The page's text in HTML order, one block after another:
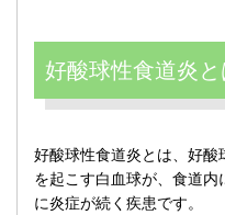
好酸球性食道炎と
好酸球性食道炎とは、好酸
を起こす白血球が、食道
に炎症が続く疾患です。